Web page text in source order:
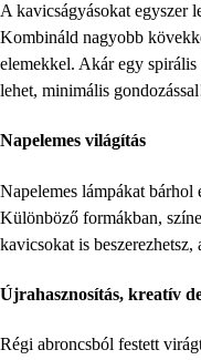
A kavicságyásokat egyszer
Kombináld nagyobb
elemekkel. Akár egy
lehet, minimális
Napelemes világítás
Napelemes lámpákat bárhol
Különböző formákban,
kavicsokat is
Újrahasznosítás, kreatív
Régi abroncsból festett